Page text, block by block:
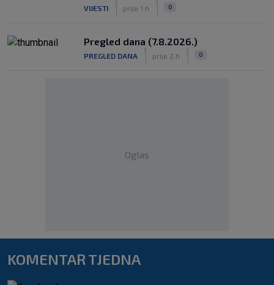
VIJESTI prije 1 h 0
Pregled dana (7.8.2026.)
PREGLED DANA prije 2 h 0
Oglas
KOMENTAR TJEDNA